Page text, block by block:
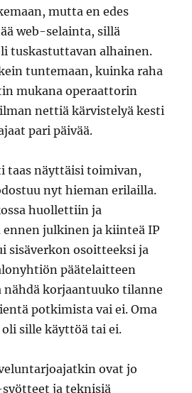
mutta en edes
web-selainta, sillä
tuskastuttavan alhainen.
tuntemaan, kuinka raha
mukana operaattorin
nettiä kärvistelyä kesti
pari päivää.
taas näyttäisi toimivan,
nyt hieman erilailla.
huollettiin ja
julkinen ja kiinteä IP
sisäverkon osoitteeksi ja
päätelaitteen
nähdä korjaantuuko tilanne
potkimista vai ei. Oma
oli sille käyttöä tai ei.
ovat jo
ja teknisiä